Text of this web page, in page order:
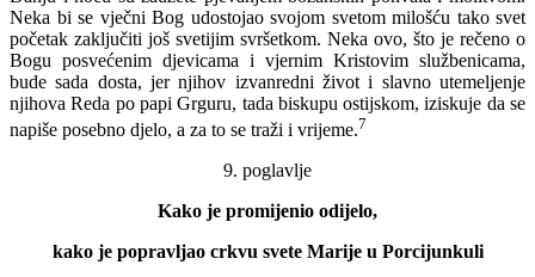
Neka bi se vječni Bog udostojao svojom svetom milošću tako svet
početak zaključiti još svetijim svršetkom. Neka ovo, što je rečeno o
Bogu posvećenim djevicama i vjernim Kristovim službenicama,
bude sada dosta, jer njihov izvanredni život i slavno utemeljenje
njihova Reda po papi Grguru, tada biskupu ostijskom, iziskuje da se
napiše posebno djelo, a za to se traži i vrijeme.7
9. poglavlje
Kako je promijenio odijelo,
kako je popravljao crkvu svete Marije u Porcijunkuli